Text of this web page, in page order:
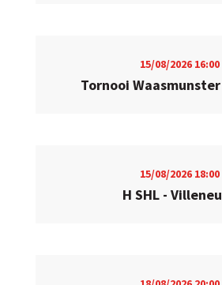
15/08/2026 16:00
Tornooi
15/08/2026 18:00
H SHL -